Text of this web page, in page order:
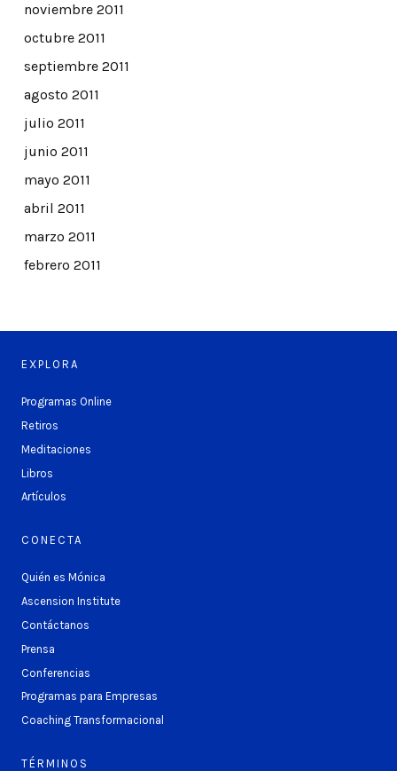
noviembre 2011
octubre 2011
septiembre 2011
agosto 2011
julio 2011
junio 2011
mayo 2011
abril 2011
marzo 2011
febrero 2011
EXPLORA
Programas Online
Retiros
Meditaciones
Libros
Artículos
CONECTA
Quién es Mónica
Ascension Institute
Contáctanos
Prensa
Conferencias
Programas para Empresas
Coaching Transformacional
TÉRMINOS